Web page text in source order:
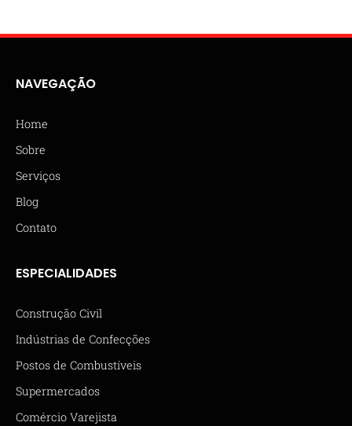
NAVEGAÇÃO
Home
Sobre
Serviços
Blog
Contato
ESPECIALIDADES
Construção Civil
Indústrias de Confecções
Postos de Combustíveis
Supermercados
Comércio Varejista